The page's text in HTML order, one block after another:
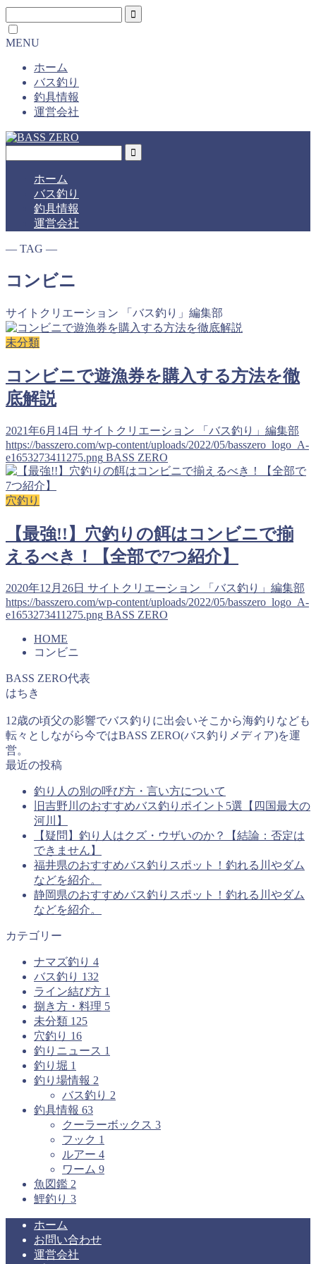
MENU
ホーム
バス釣り
釣具情報
運営会社
ホーム
バス釣り
釣具情報
運営会社
― TAG ―
コンビニ
サイトクリエーション 「バス釣り」編集部
未分類
コンビニで遊漁券を購入する方法を徹
底解説
2021年6月14日 サイトクリエーション 「バス釣り」編集部
https://basszero.com/wp-content/uploads/2022/05/basszero_logo_A-
e1653273411275.png BASS ZERO
穴釣り
【最強!!】穴釣りの餌はコンビニで揃
えるべき！【全部で7つ紹介】
2020年12月26日 サイトクリエーション 「バス釣り」編集部
https://basszero.com/wp-content/uploads/2022/05/basszero_logo_A-
e1653273411275.png BASS ZERO
HOME
コンビニ
BASS ZERO代表
はちき
12歳の頃父の影響でバス釣りに出会いそこから海釣りなども
転々としながら今ではBASS ZERO(バス釣りメディア)を運
営。
最近の投稿
釣り人の別の呼び方・言い方について
旧吉野川のおすすめバス釣りポイント5選【四国最大の
河川】
【疑問】釣り人はクズ・ウザいのか？【結論：否定は
できません】
福井県のおすすめバス釣りスポット！釣れる川やダム
などを紹介。
静岡県のおすすめバス釣りスポット！釣れる川やダム
などを紹介。
カテゴリー
ナマズ釣り 4
バス釣り 132
ライン結び方 1
捌き方・料理 5
未分類 125
穴釣り 16
釣りニュース 1
釣り堀 1
釣り場情報 2
バス釣り 2
釣具情報 63
クーラーボックス 3
フック 1
ルアー 4
ワーム 9
魚図鑑 2
鯉釣り 3
ホーム
お問い合わせ
運営会社